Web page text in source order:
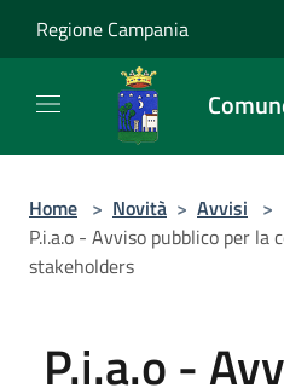
Regione Campania
Home > Novità > Avvisi >
P.i.a.o - Avviso pubblico per la
stakeholders
P.i.a.o -